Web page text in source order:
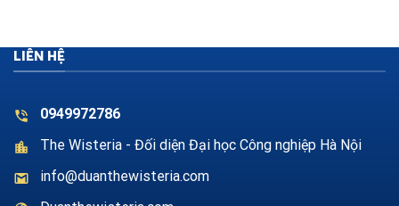
LIÊN HỆ
0949972786
The Wisteria - Đối diện Đại học Công nghiệp Hà Nội
info@duanthewisteria.com